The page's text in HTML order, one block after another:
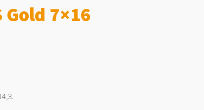
Gold 7×16